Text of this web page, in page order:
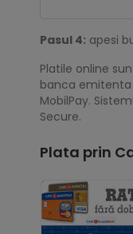
Pasul 4: apesi
Platile online
banca
MobilPay.
Secure.
Plata prin